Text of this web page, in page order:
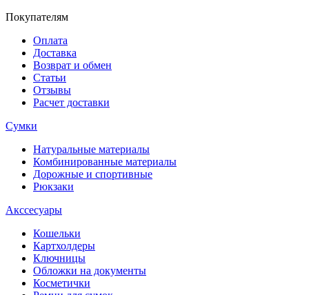
Покупателям
Оплата
Доставка
Возврат и обмен
Статьи
Отзывы
Расчет доставки
Сумки
Натуральные материалы
Комбинированные материалы
Дорожные и спортивные
Рюкзаки
Акссесуары
Кошельки
Картхолдеры
Ключницы
Обложки на документы
Косметички